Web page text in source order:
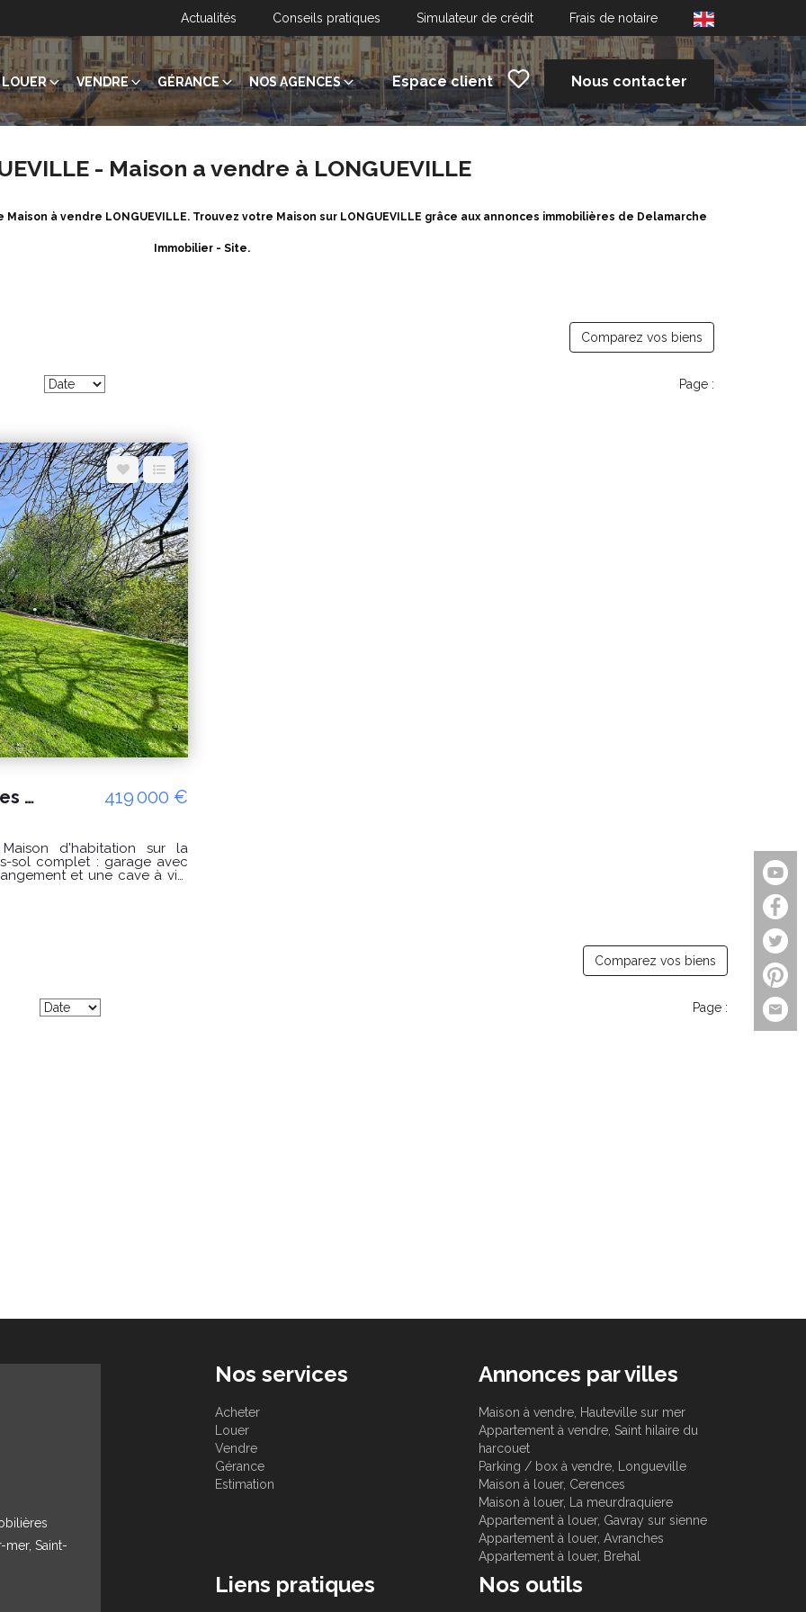
Actualités Conseils pratiques Simulateur de crédit Frais de notaire
LOUER VENDRE GÉRANCE NOS AGENCES Espace client Nous contacter
- Maison a vendre à LONGUEVILLE
à vendre LONGUEVILLE. Trouvez votre Maison sur LONGUEVILLE grâce aux annonces immobilières de Delamarche
Immobilier - Site.
Comparez vos biens
Page :
A vendre maison Longueville 7 pièces - 5 chambres de 150m² 419 000 €
et une cave à vin.
Comparez vos biens
Page :
mer, Saint-
Nos services
Acheter
Louer
Vendre
Gérance
Estimation
Annonces par villes
Maison à vendre, Hauteville sur mer
Appartement à vendre, Saint hilaire du
harcouet
Parking / box à vendre, Longueville
Maison à louer, Cerences
Maison à louer, La meurdraquiere
Appartement à louer, Gavray sur sienne
Appartement à louer, Avranches
Appartement à louer, Brehal
Liens pratiques Nos outils